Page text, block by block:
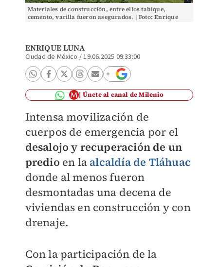
Materiales de construcción, entre ellos tabique,
cemento, varilla fueron asegurados. | Foto: Enrique
ENRIQUE LUNA
Ciudad de México /19.06.2025 09:33:00
Únete al canal de Milenio
Intensa movilización de
cuerpos de emergencia por el
desalojo y recuperación de un
predio en la alcaldía de Tláhuac
donde al menos fueron
desmontadas una decena de
viviendas en construcción y con
drenaje.
Con la participación de la